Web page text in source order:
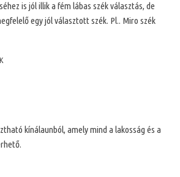
is jól illik a fém lábas szék választás, de
egy jól választott szék. Pl.. Miro szék
kínálaunból, amely mind a lakosság és a